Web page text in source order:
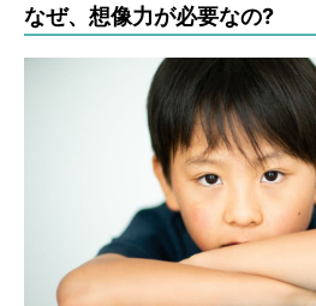
なぜ、想像力が必要なの?